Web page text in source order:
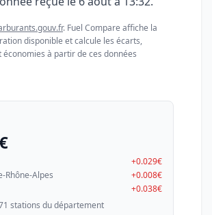
. Fuel Compare affiche la
disponible et calcule les écarts,
économies à partir de ces données
+0.029€
Rhône-Alpes
+0.008€
+0.038€
stations du département